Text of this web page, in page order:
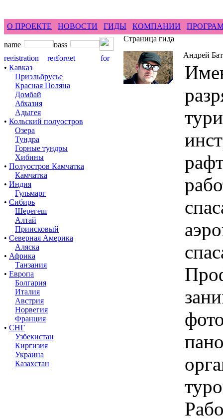
О ПРОЕКТЕ НОВОСТИ ГИДЫ КОМПАНИИ
• Кавказ
Приэльбрусье
Красная Поляна
Домбай
Абхазия
Адыгея
• Кольский полуостров
Озера
Тундра
Горные тундры
Хибины
• Полуостров Камчатка
Камчатка
• Индия
Гульмарг
• Сибирь
Шерегеш
Алтай
Приисковый
• Северная Америка
Аляска
• Африка
Танзания
• Европа
Болгария
Италия
Австрия
Норвегия
Франция
• СНГ
Узбекистан
Киргизия
Украина
Казахстан
Страница гида
Андрей